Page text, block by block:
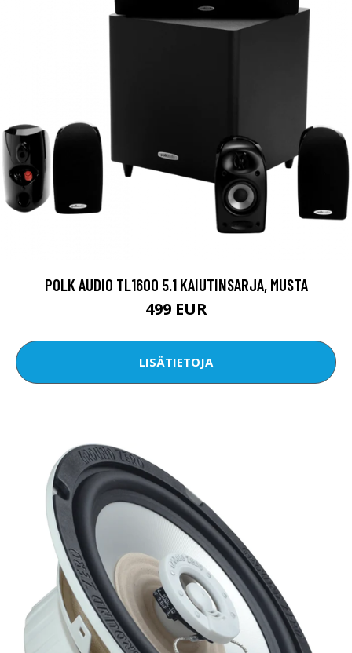
POLK AUDIO TL1600 5.1 KAIUTINSARJA, MUSTA
499 EUR
LISÄTIETOJA